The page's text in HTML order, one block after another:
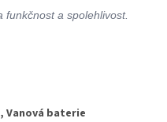
funkčnost a spolehlivost.
Vanová baterie